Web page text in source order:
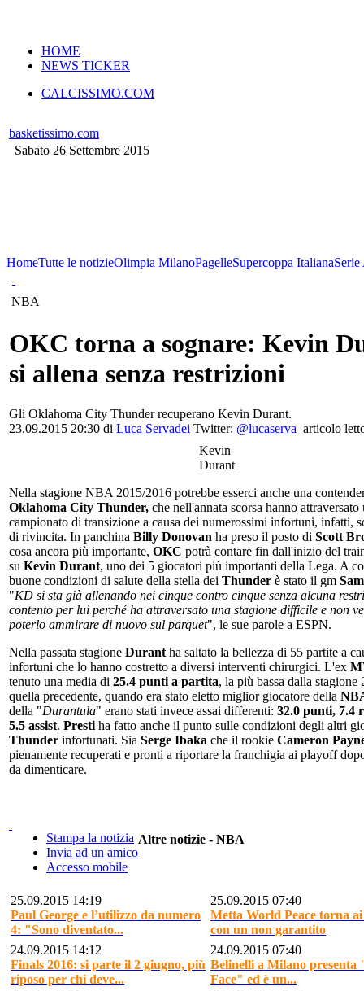
HOME
NEWS TICKER
CALCISSIMO.COM
basketissimo.com
Sabato 26 Settembre 2015
HomeTutte le notizieOlimpia MilanoPagelleSupercoppa ItalianaSerie
NBA
OKC torna a sognare: Kevin
si allena senza restrizioni
Gli Oklahoma City Thunder recuperano Kevin Durant.
23.09.2015 20:30 di Luca Servadei Twitter: @lucaserva articolo
Kevin
Durant
Nella stagione NBA 2015/2016 potrebbe esserci anche una
Oklahoma City Thunder, che nell'annata scorsa hanno attraversato
campionato di transizione a causa dei numerossimi infortuni, infatti,
di rivincita. In panchina Billy Donovan ha preso il posto di Scott
cosa ancora più importante, OKC potrà contare fin dall'inizio del
su Kevin Durant, uno dei 5 giocatori più importanti della Lega. A
buone condizioni di salute della stella dei Thunder è stato il gm
"KD si sta già allenando nei cinque contro cinque senza alcuna
contento per lui perché ha attraversato una stagione difficile e non
poterlo ammirare di nuovo sul parquet", le sue parole a ESPN.
Nella passata stagione Durant ha saltato la bellezza di 55 partite a
infortuni che lo hanno costretto a diversi interventi chirurgici. L'ex
tenuto una media di 25.4 punti a partita, la più bassa dalla stagione
quella precedente, quando era stato eletto miglior giocatore della
della "Durantula" erano stati invece assai differenti: 32.0 punti, 7.4
5.5 assist. Presti ha fatto anche il punto sulle condizioni degli altri
Thunder infortunati. Sia Serge Ibaka che il rookie Cameron
pienamente recuperati e pronti a riportare la franchigia ai playoff
da dimenticare.
Stampa la notizia
Invia ad un amico
Accesso mobile
Altre notizie - NBA
25.09.2015 14:19
Paul George e l’utilizzo da numero
4: "Sono diventato...
25.09.2015 07:40
Metta World Peace torna
con un non garantito
24.09.2015 14:12
Finals 2016: si parte il 2 giugno, più
riposo per chi deve...
24.09.2015 07:40
Belinelli a Milano presenta
Face" ed è un...